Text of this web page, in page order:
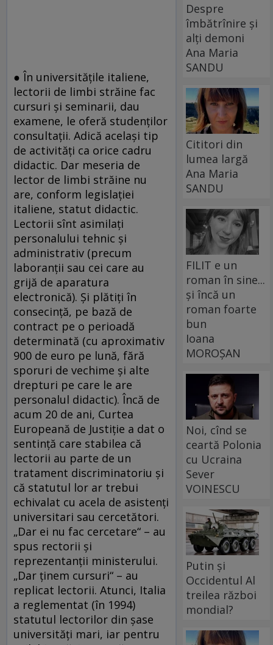
● În universităţile italiene,
lectorii de limbi străine fac
cursuri şi seminarii, dau
examene, le oferă studenţilor
consultaţii. Adică acelaşi tip
de activităţi ca orice cadru
didactic. Dar meseria de
lector de limbi străine nu
are, conform legislaţiei
italiene, statut didactic.
Lectorii sînt asimilaţi
personalului tehnic şi
administrativ (precum
laboranţii sau cei care au
grijă de aparatura
electronică). Şi plătiţi în
consecinţă, pe bază de
contract pe o perioadă
determinată (cu aproximativ
900 de euro pe lună, fără
sporuri de vechime şi alte
drepturi pe care le are
personalul didactic). Încă de
acum 20 de ani, Curtea
Europeană de Justiţie a dat o
sentinţă care stabilea că
lectorii au parte de un
tratament discriminatoriu şi
că statutul lor ar trebui
echivalat cu acela de asistenţi
universitari sau cercetători.
„Dar ei nu fac cercetare“ – au
spus rectorii şi
reprezentanţii ministerului.
„Dar ţinem cursuri“ – au
replicat lectorii. Atunci, Italia
a reglementat (în 1994)
statutul lectorilor din şase
universităţi mari, iar pentru
Despre
îmbătrînire și
alți demoni
Ana Maria
SANDU
Cititori din
lumea largă
Ana Maria
SANDU
FILIT e un
roman în sine...
și încă un
roman foarte
bun
Ioana
MOROȘAN
Noi, cînd se
ceartă Polonia
cu Ucraina
Sever
VOINESCU
Putin și
Occidentul Al
treilea război
mondial?